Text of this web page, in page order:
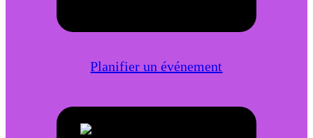
Planifier un événement